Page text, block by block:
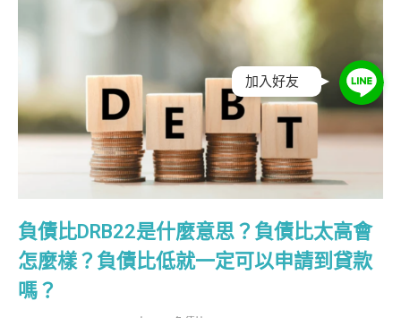
負債比DRB22是什麼意思？負債比太高會
怎麼樣？負債比低就一定可以申請到貸款
嗎？
加入好友